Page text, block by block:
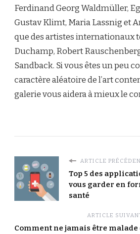
Ferdinand Georg Waldmüller,
Gustav Klimt, Maria Lassnig et
que des artistes internationaux
Duchamp, Robert
Sandback. Si vous êtes un peu
caractère aléatoire de l’art
galerie vous aidera à mieux le
ARTICLE
Top 5 des
vous garder en
santé
ARTICLE
Comment ne jamais être malade